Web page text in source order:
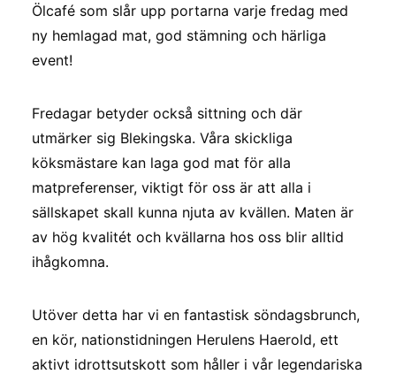
Ölcafé som slår upp portarna varje fredag med
ny hemlagad mat, god stämning och härliga
event!
Fredagar betyder också sittning och där
utmärker sig Blekingska. Våra skickliga
köksmästare kan laga god mat för alla
matpreferenser, viktigt för oss är att alla i
sällskapet skall kunna njuta av kvällen. Maten är
av hög kvalitét och kvällarna hos oss blir alltid
ihågkomna.
Utöver detta har vi en fantastisk söndagsbrunch,
en kör, nationstidningen Herulens Haerold, ett
aktivt idrottsutskott som håller i vår legendariska